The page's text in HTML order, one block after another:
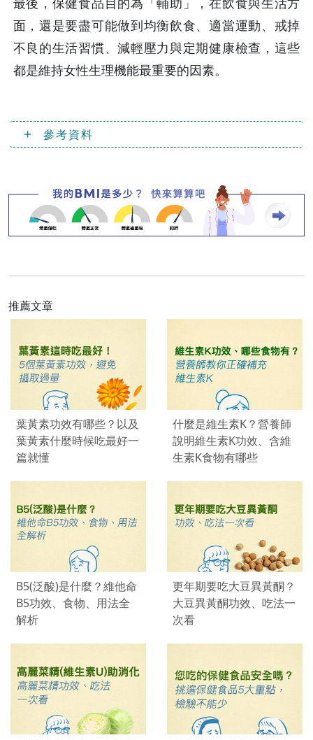
最後，保健食品目的為「輔助」，在飲食與生活方
面，還是要盡可能做到均衡飲食、適當運動、戒掉
不良的生活習慣、減輕壓力與定期健康檢查，這些
都是維持女性生理機能最重要的因素。
參考資料
推薦文章
葉黃素功效有哪些？以及
葉黃素什麼時候吃最好一
篇就懂
什麼是維生素K？營養師
說明維生素K功效、含維
生素K食物有哪些
B5(泛酸)是什麼？維他命
B5功效、食物、用法全
解析
更年期要吃大豆異黃酮？
大豆異黃酮功效、吃法一
次看